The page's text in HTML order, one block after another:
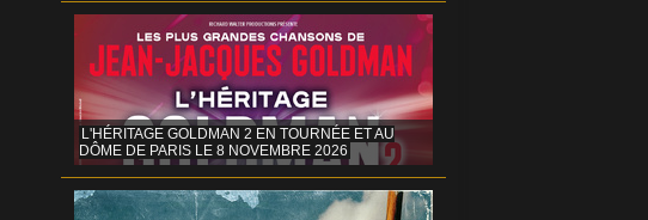
L'HÉRITAGE GOLDMAN 2 EN TOURNÉE ET AU
DÔME DE PARIS LE 8 NOVEMBRE 2026